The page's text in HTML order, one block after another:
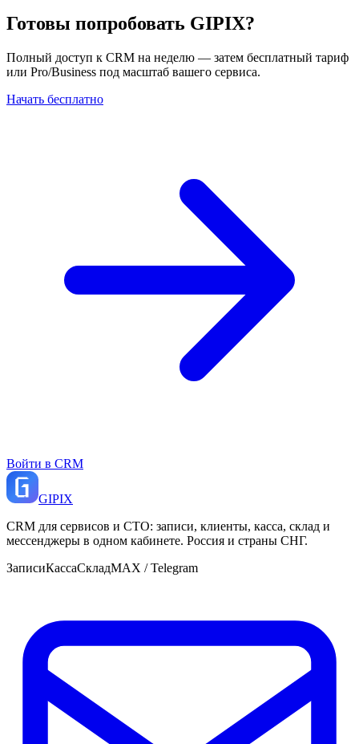
Готовы попробовать GIPIX?
Полный доступ к CRM на неделю — затем бесплатный тариф
или Pro/Business под масштаб вашего сервиса.
Начать бесплатно
Войти в CRM
GIPIX
CRM для сервисов и СТО: записи, клиенты, касса, склад и
мессенджеры в одном кабинете. Россия и страны СНГ.
ЗаписиКассаСкладMAX / Telegram